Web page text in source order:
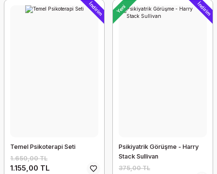
İndirim
Temel Psikoterapi Seti
1.650,00 TL
1.155,00 TL
Yeni İndirim
Psikiyatrik Görüşme - Harry
Stack Sullivan
375,00 TL